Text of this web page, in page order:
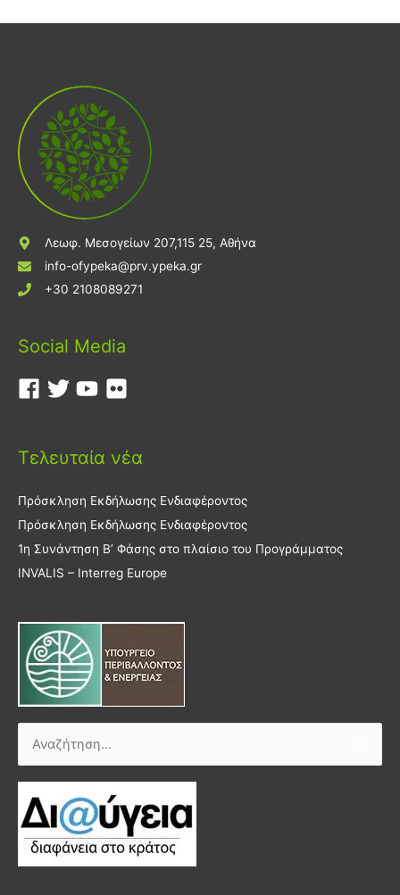
Λεωφ. Μεσογείων 207,115 25, Αθήνα
info-ofypeka@prv.ypeka.gr
+30 2108089271
Social Media
Τελευταία νέα
Πρόσκληση Εκδήλωσης Ενδιαφέροντος
Πρόσκληση Εκδήλωσης Ενδιαφέροντος
1η Συνάντηση Β’ Φάσης στο πλαίσιο του Προγράμματος
INVALIS – Interreg Europe
Αναζήτηση